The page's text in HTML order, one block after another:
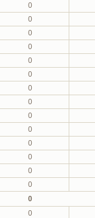
0
0
0
0
0
0
0
0
0
0
0
0
0
0
0
0